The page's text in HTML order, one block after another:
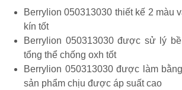
Berrylion 050313030 thiết kế 2 màu
kín tốt
Berrylion 050313030 được sử lý
tổng thể chống oxh tốt
Berrylion 050313030 được làm
sản phẩm chịu được áp suất cao